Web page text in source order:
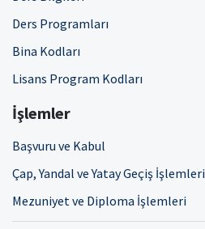
Ders Programları
Bina Kodları
Lisans Program Kodları
İşlemler
Başvuru ve Kabul
Çap, Yandal ve Yatay Geçiş İşlemleri
Mezuniyet ve Diploma İşlemleri